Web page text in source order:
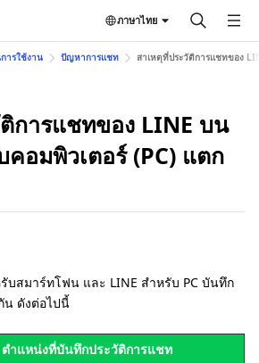
ภาษาไทย
ารใช้งาน ปัญหาการแชท สาเหตุที่ประวัติการแชทของ
การแชทของ LINE บน
อมพิวเตอร์ (PC) แตก
บสมาร์ทโฟน และ LINE สำหรับ PC บันทึก
น ดังต่อไปนี้
ตำแหน่งที่บันทึกประวัติการแชท